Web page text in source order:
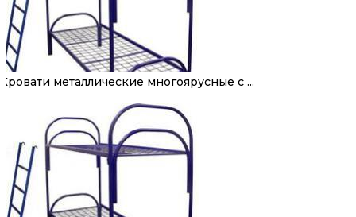
Кровати металлические многоярусные с ...